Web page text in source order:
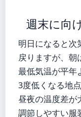
週末に向
明日になると次
戻りますが、朝
最低気温が平年
3度低くなる地
昼夜の温度差が
調節しやすい服